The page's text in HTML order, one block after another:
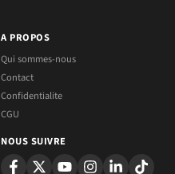
A PROPOS
Qui sommes-nous
Contact
Confidentialite
CGU
NOUS SUIVRE